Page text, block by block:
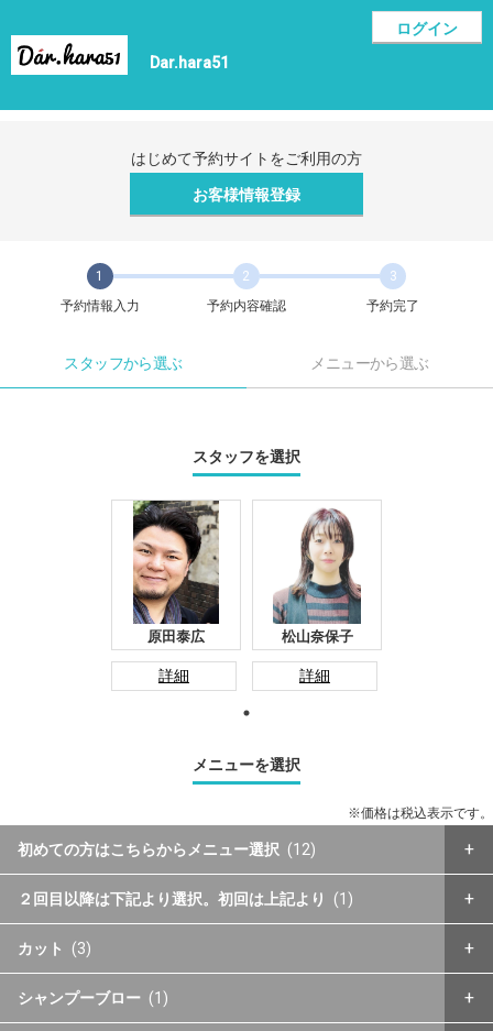
ログイン
Dar.hara51
はじめて予約サイトをご利用の方
お客様情報登録
1
予約情報入力
2
予約内容確認
3
予約完了
スタッフから選ぶ メニューから選ぶ
スタッフを選択
原田泰広
詳細
松山奈保子
詳細
メニューを選択
※価格は税込表示です。
初めての方はこちらからメニュー選択 (12)
２回目以降は下記より選択。初回は上記より (1)
カット (3)
シャンプーブロー (1)